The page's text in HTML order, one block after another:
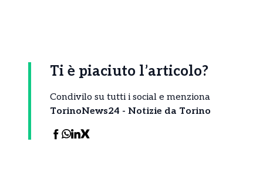
Ti è piaciuto l’articolo?
Condivilo su tutti i social e menziona
TorinoNews24 - Notizie da Torino